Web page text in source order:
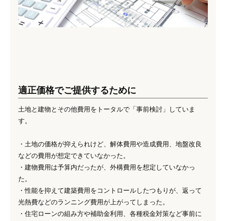
適正価格でご提供するために
土地と建物とその他費用をトータルで「事前検討」していま
す。
・土地の価格が抑えられけど、解体費用や造成費用、地盤改良
などの費用が想定できていなかった。
・建物費用は予算内だったが、外構費用を想定していなかっ
た。
・性能を抑えて建築費用をコントロールしたつもりが、返って
光熱費などのランニング費用が上がってしまった。
・住宅ローンの組み方や補助金利用、各種税金対策など事前に